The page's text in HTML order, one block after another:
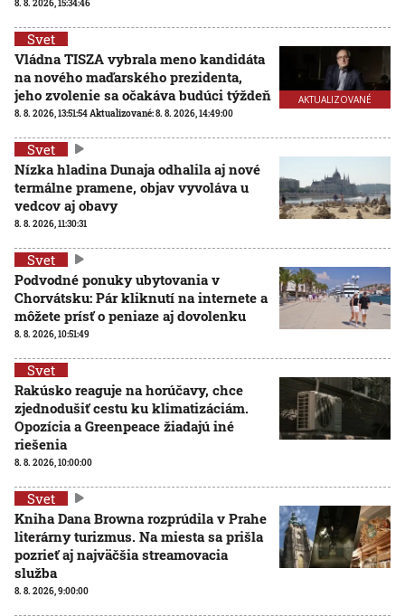
8. 8. 2026, 15:34:46
AKTUALIZOVANÉ
Svet
Vládna TISZA vybrala meno kandidáta
na nového maďarského prezidenta,
jeho zvolenie sa očakáva budúci týždeň
8. 8. 2026, 13:51:54Aktualizované:8. 8. 2026, 14:49:00
Svet
Nízka hladina Dunaja odhalila aj nové
termálne pramene, objav vyvoláva u
vedcov aj obavy
8. 8. 2026, 11:30:31
Svet
Podvodné ponuky ubytovania v
Chorvátsku: Pár kliknutí na internete a
môžete prísť o peniaze aj dovolenku
8. 8. 2026, 10:51:49
Svet
Rakúsko reaguje na horúčavy, chce
zjednodušiť cestu ku klimatizáciám.
Opozícia a Greenpeace žiadajú iné
riešenia
8. 8. 2026, 10:00:00
Svet
Kniha Dana Browna rozprúdila v Prahe
literárny turizmus. Na miesta sa prišla
pozrieť aj najväčšia streamovacia
služba
8. 8. 2026, 9:00:00